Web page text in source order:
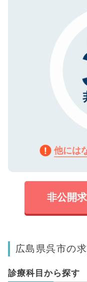
で、機密保
他には
非公開
広島県呉市の
診療科目から探す